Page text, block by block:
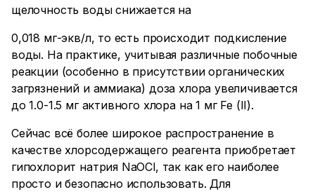
щелочность воды снижается на
0,018 мг-экв/л, то есть происходит подкисление
воды. На практике, учитывая различные побочные
реакции (особенно в присутствии органических
загрязнений и аммиака) доза хлора увеличивается
до 1.0-1.5 мг активного хлора на 1 мг Fe (II).
Сейчас всё более широкое распространение в
качестве хлорсодержащего реагента приобретает
гипохлорит натрия NaOCl, так как его наиболее
просто и безопасно использовать. Для